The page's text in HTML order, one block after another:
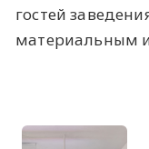
гостей
материальным